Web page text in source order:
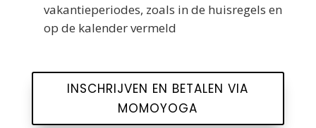
vakantieperiodes, zoals in de huisregels en
op de kalender vermeld
INSCHRIJVEN EN BETALEN VIA
MOMOYOGA